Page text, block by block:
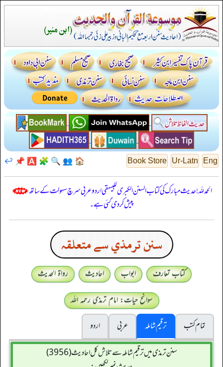
Eng
Ur-Latn
Book Store
🏠
👥
🔍
🧩
🅰️
📌
↩️
الحمدللہ! حدیث مبارک کی کتاب السنن الكبرى للبيهقي اردو عربی سرچ سہولت کے ساتھ
پیش کر دی گئی ہے۔
سنن ترمذي سے متعلقہ
کتاب تعارف ابواب احادیث
رواۃ الحدیث
سوانح حیات: امام ترمذی رحمہ اللہ
تمام کتب
ترقیم شاملہ عربی
اردو
سنن ترمذی میں ترقیم شاملہ سے تلاش کل احادیث (3956)